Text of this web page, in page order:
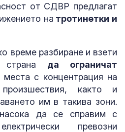
от СДВР предлагат
на тротинетки и
време разбиране и взети
да ограничат
места с концентрация на
произшествия, както и
им в такива зони.
да се справим с
превозни